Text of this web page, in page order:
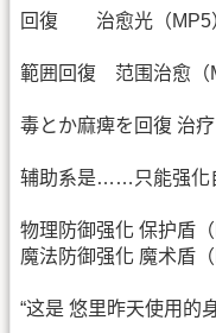
回復 治愈光（MP5
範囲回復 范围治愈（
毒とか麻痺を回復 治疗
辅助系是……只能强化
物理防御强化 保护盾（
魔法防御强化 魔术盾（
“这是 悠里昨天使用的